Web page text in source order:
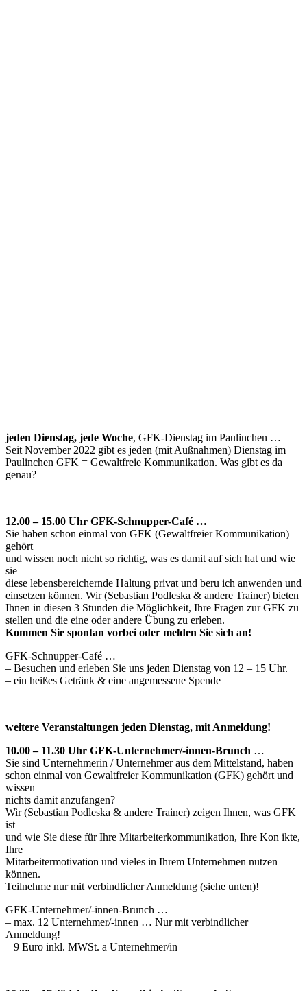
jeden Dienstag, jede Woche, GFK-Dienstag im Paulinchen …
Seit November 2022 gibt es jeden (mit Außnahmen) Dienstag im
Paulinchen GFK = Gewaltfreie Kommunikation. Was gibt es da
genau?
12.00 – 15.00 Uhr GFK-Schnupper-Café …
Sie haben schon einmal von GFK (Gewaltfreier Kommunikation)
gehört
und wissen noch nicht so richtig, was es damit auf sich hat und wie
sie
diese lebensbereichernde Haltung privat und beru ich anwenden und
einsetzen können. Wir (Sebastian Podleska & andere Trainer) bieten
Ihnen in diesen 3 Stunden die Möglichkeit, Ihre Fragen zur GFK zu
stellen und die eine oder andere Übung zu erleben.
Kommen Sie spontan vorbei oder melden Sie sich an!
GFK-Schnupper-Café …
– Besuchen und erleben Sie uns jeden Dienstag von 12 – 15 Uhr.
– ein heißes Getränk & eine angemessene Spende
weitere Veranstaltungen jeden Dienstag, mit Anmeldung!
10.00 – 11.30 Uhr GFK-Unternehmer/-innen-Brunch …
Sie sind Unternehmerin / Unternehmer aus dem Mittelstand, haben
schon einmal von Gewaltfreier Kommunikation (GFK) gehört und
wissen
nichts damit anzufangen?
Wir (Sebastian Podleska & andere Trainer) zeigen Ihnen, was GFK
ist
und wie Sie diese für Ihre Mitarbeiterkommunikation, Ihre Kon ikte,
Ihre
Mitarbeitermotivation und vieles in Ihrem Unternehmen nutzen
können.
Teilnehme nur mit verbindlicher Anmeldung (siehe unten)!
GFK-Unternehmer/-innen-Brunch …
– max. 12 Unternehmer/-innen … Nur mit verbindlicher
Anmeldung!
– 9 Euro inkl. MWSt. a Unternehmer/in